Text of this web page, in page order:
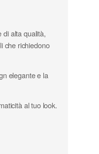
di alta qualità,
che richiedono
elegante e la
al tuo look.